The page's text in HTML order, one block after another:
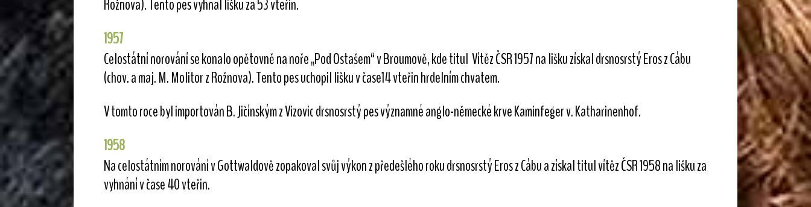
Rožnova). Tento pes vyhnal lišku za 53 vteřin.
1957
Celostátní norování se konalo opětovně na noře „Pod Ostašem“ v Broumově, kde titul Vítěz ČSR 1957 na lišku získal drsnosrstý Eros z Cábu
(chov. a maj. M. Molitor z Rožnova). Tento pes uchopil lišku v čase14 vteřin hrdelním chvatem.
V tomto roce byl importován B. Jičínským z Vizovic drsnosrstý pes významné anglo-německé krve Kaminfeger v. Katharinenhof.
1958
Na celostátním norování v Gottwaldově zopakoval svůj výkon z předešlého roku drsnosrstý Eros z Cábu a získal titul vítěz ČSR 1958 na lišku za
vyhnání v čase 40 vteřin.